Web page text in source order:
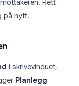
Rett
på nytt.
i skrivevinduet,
Planlegg